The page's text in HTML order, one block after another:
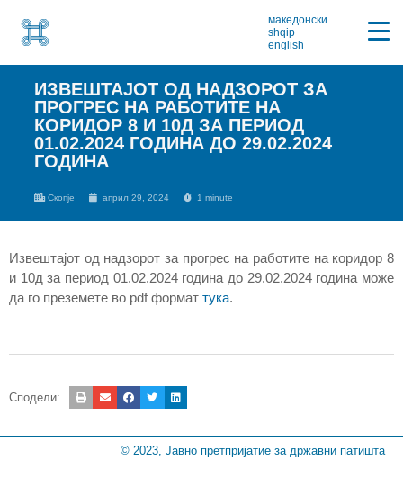
македонски
shqip
english
ИЗВЕШТАЈОТ ОД НАДЗОРОТ ЗА
ПРОГРЕС НА РАБОТИТЕ НА
КОРИДОР 8 И 10Д ЗА ПЕРИОД
01.02.2024 ГОДИНА ДО 29.02.2024
ГОДИНА
Скопје април 29, 2024 1 minute
Извештајот од надзорот за прогрес на работите на коридор 8
и 10д за период 01.02.2024 година до 29.02.2024 година може
да го преземете во pdf формат тука.
Сподели:
© 2023, Јавно претпријатие за државни патишта